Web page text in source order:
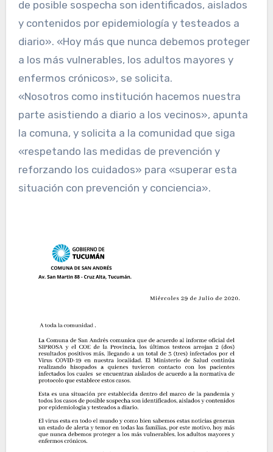
de posible sospecha son identificados, aislados
y contenidos por epidemiología y testeados a
diario». «Hoy más que nunca debemos proteger
a los más vulnerables, los adultos mayores y
enfermos crónicos», se solicita.
«Nosotros como institución hacemos nuestra
parte asistiendo a diario a los vecinos», apunta
la comuna, y solicita a la comunidad que siga
«respetando las medidas de prevención y
reforzando los cuidados» para «superar esta
situación con prevención y conciencia».